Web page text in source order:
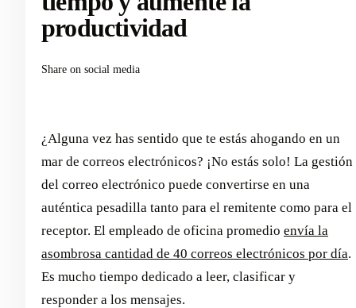
productividad
Share on social media
¿Alguna vez has sentido que te estás ahogando en un
mar de correos electrónicos? ¡No estás solo! La gestión
del correo electrónico puede convertirse en una
auténtica pesadilla tanto para el remitente como para el
receptor. El empleado de oficina promedio envía la
asombrosa cantidad de 40 correos electrónicos por día.
Es mucho tiempo dedicado a leer, clasificar y
responder a los mensajes.